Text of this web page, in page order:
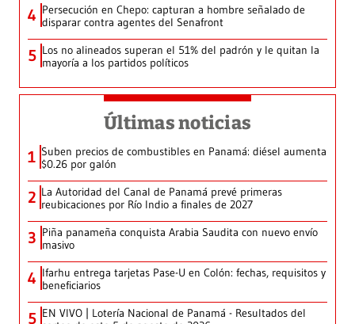
4 Persecución en Chepo: capturan a hombre señalado de
disparar contra agentes del Senafront
5 Los no alineados superan el 51% del padrón y le quitan la
mayoría a los partidos políticos
Últimas noticias
1 Suben precios de combustibles en Panamá: diésel aumenta
$0.26 por galón
2 La Autoridad del Canal de Panamá prevé primeras
reubicaciones por Río Indio a finales de 2027
3 Piña panameña conquista Arabia Saudita con nuevo envío
masivo
4 Ifarhu entrega tarjetas Pase-U en Colón: fechas, requisitos y
beneficiarios
5 EN VIVO | Lotería Nacional de Panamá - Resultados del